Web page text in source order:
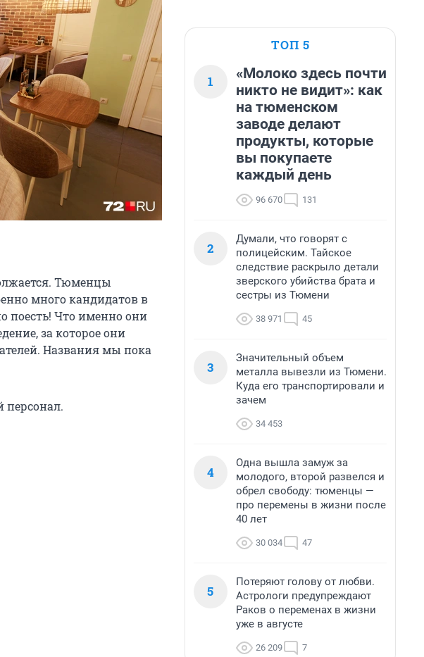
Тюменцы
много кандидатов в
поесть! Что именно они
за которое они
Названия мы пока
ТОП 5
1
«Молоко здесь почти
никто не видит»: как
на тюменском
заводе делают
продукты, которые
вы покупаете
каждый день
96 670 131
2
Думали, что говорят с
полицейским. Тайское
следствие раскрыло детали
зверского убийства брата и
сестры из Тюмени
38 971 45
3
Значительный объем
металла вывезли из Тюмени.
Куда его транспортировали и
зачем
34 453
4
Одна вышла замуж за
молодого, второй развелся и
обрел свободу: тюменцы —
про перемены в жизни после
40 лет
30 034 47
5
Потеряют голову от любви.
Астрологи предупреждают
Раков о переменах в жизни
уже в августе
26 209 7